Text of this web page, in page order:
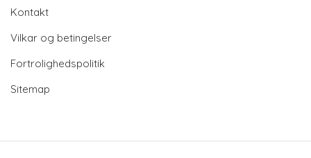
Kontakt
Vilkar og betingelser
Fortrolighedspolitik
Sitemap